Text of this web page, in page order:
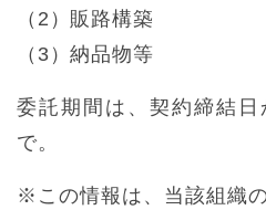
（2）販路構築
（3）納品物等
委託期間は、契約締結
で。
※この情報は、当該組織